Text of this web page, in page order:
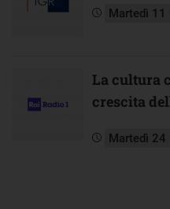
Martedì 11
La cultura
crescita
Martedì